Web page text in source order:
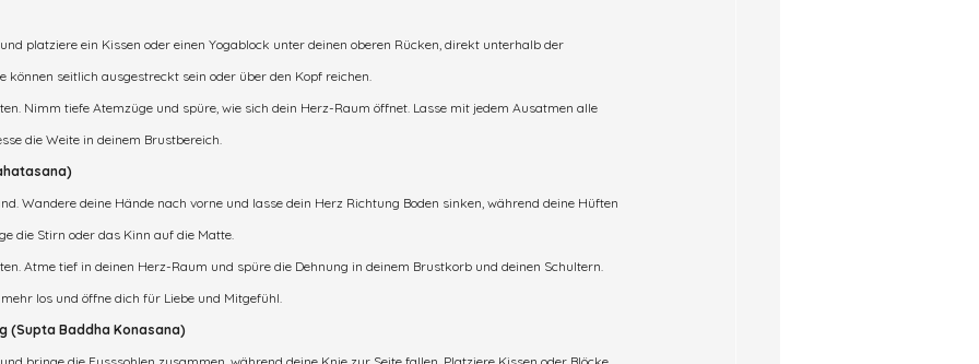
platziere ein Kissen oder einen Yogablock unter deinen oberen Rücken, direkt unterhalb der
können seitlich ausgestreckt sein oder über den Kopf reichen.
Nimm tiefe Atemzüge und spüre, wie sich dein Herz-Raum öffnet. Lasse mit jedem Ausatmen alle
die Weite in deinem Brustbereich.
Wandere deine Hände nach vorne und lasse dein Herz Richtung Boden sinken, während deine Hüften
die Stirn oder das Kinn auf die Matte.
Atme tief in deinen Herz-Raum und spüre die Dehnung in deinem Brustkorb und deinen Schultern.
los und öffne dich für Liebe und Mitgefühl.
(Supta Baddha Konasana)